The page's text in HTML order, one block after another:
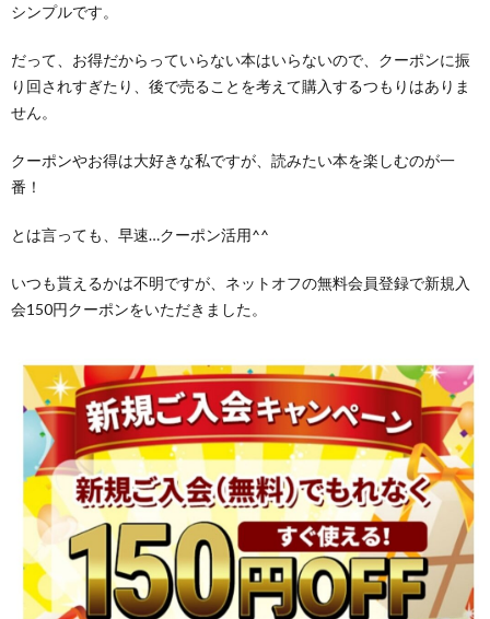
シンプルです。
だって、お得だからっていらない本はいらないので、クーポンに振
り回されすぎたり、後で売ることを考えて購入するつもりはありま
せん。
クーポンやお得は大好きな私ですが、読みたい本を楽しむのが一
番！
とは言っても、早速…クーポン活用^^
いつも貰えるかは不明ですが、ネットオフの無料会員登録で新規入
会150円クーポンをいただきました。